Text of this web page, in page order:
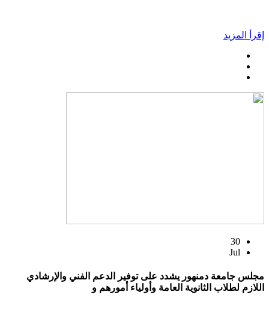
إقرأ المزيد
30
Jul
مجلس جامعة دمنهور يشدد على توفير الدعم الفني والإرشادي
اللازم لطلاب الثانوية العامة وأولياء أمورهم و